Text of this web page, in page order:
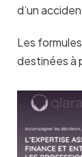
d’un
Les
destinées à